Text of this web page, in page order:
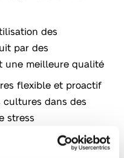
des
par des
une meilleure qualité
flexible et proactif
dans des
stress